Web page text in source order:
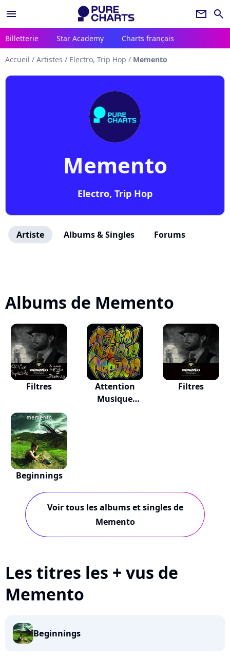
menu newsletter search
Billetterie Star Academy Charts français
Accueil / Artistes / Electro, Trip Hop / Memento
Memento
Electro, Trip Hop
Artiste Albums & Singles Forums
Albums de Memento
Filtres
Attention
Musique
Filtres
Beginnings
Voir tous les albums et singles de
Memento
Les titres les + vus de
Memento
Beginnings